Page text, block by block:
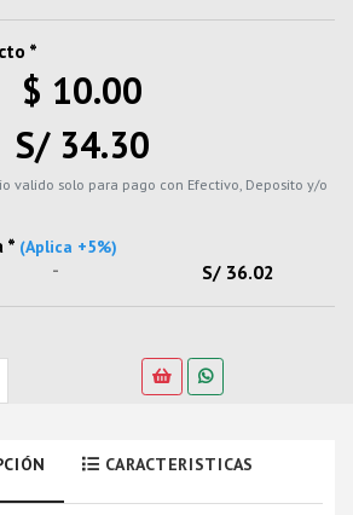
*
$ 10.00
S/ 34.30
valido solo para pago con Efectivo, Deposito y/o
* (Aplica +5%)
- S/ 36.02
CARACTERISTICAS